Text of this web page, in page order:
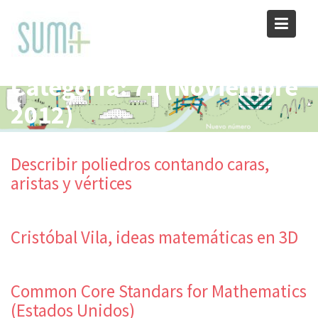
content
Categoría:71 (Noviembre
2012)
Describir poliedros contando caras,
aristas y vértices
Cristóbal Vila, ideas matemáticas en 3D
Common Core Standars for Mathematics
(Estados Unidos)